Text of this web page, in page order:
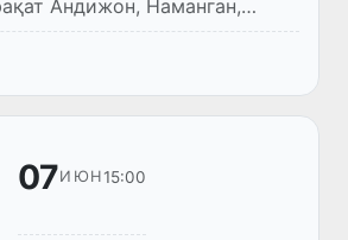
Андижон, Наманган,
куннинг иккинчи
қисқа муддатли
бўл...
07ИЮН15:00